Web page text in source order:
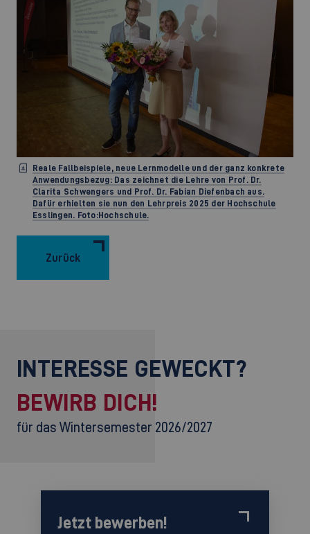
Reale Fallbeispiele, neue Lernmodelle und der ganz konkrete
Anwendungsbezug: Das zeichnet die Lehre von Prof. Dr.
Clarita Schwengers und Prof. Dr. Fabian Diefenbach aus.
Dafür erhielten sie nun den Lehrpreis 2025 der Hochschule
Esslingen. Foto:Hochschule.
Zurück
INTERESSE GEWECKT?
BEWIRB DICH!
für das Wintersemester 2026/2027
Jetzt bewerben!